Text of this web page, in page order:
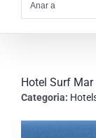
Anar a
Hotel Surf Mar
Categoria: